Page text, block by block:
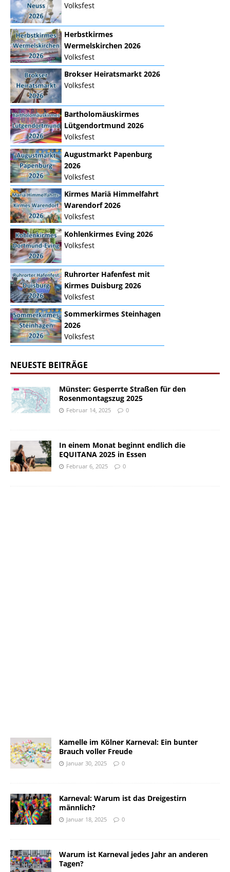
Volksfest
Herbstkirmes
Wermelskirchen 2026
Volksfest
Brokser Heiratsmarkt 2026
Volksfest
Bartholomäuskirmes
Lütgendortmund 2026
Volksfest
Augustmarkt Papenburg
2026
Volksfest
Kirmes Mariä Himmelfahrt
Warendorf 2026
Volksfest
Kohlenkirmes Eving 2026
Volksfest
Ruhrorter Hafenfest mit
Kirmes Duisburg 2026
Volksfest
Sommerkirmes Steinhagen
2026
Volksfest
NEUESTE BEITRÄGE
Münster: Gesperrte Straßen für den
Rosenmontagszug 2025
Februar 14, 2025 0
In einem Monat beginnt endlich die
EQUITANA 2025 in Essen
Februar 6, 2025 0
Kamelle im Kölner Karneval: Ein bunter
Brauch voller Freude
Januar 30, 2025 0
Karneval: Warum ist das Dreigestirn
männlich?
Januar 18, 2025 0
Warum ist Karneval jedes Jahr an anderen
Tagen?